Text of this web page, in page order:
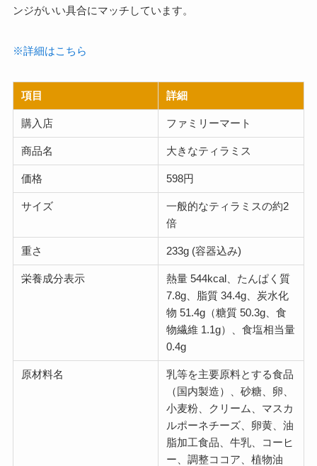
ンジがいい具合にマッチしています。
※詳細はこちら
項目 詳細
購入店 ファミリーマート
商品名 大きなティラミス
価格 598円
サイズ
一般的なティラミスの約2
倍
重さ 233g (容器込み)
栄養成分表示
熱量 544kcal、たんぱく質
7.8g、脂質 34.4g、炭水化
物 51.4g（糖質 50.3g、食
物繊維 1.1g）、食塩相当量
0.4g
原材料名
乳等を主要原料とする食品
（国内製造）、砂糖、卵、
小麦粉、クリーム、マスカ
ルポーネチーズ、卵黄、油
脂加工食品、牛乳、コーヒ
ー、調整ココア、植物油